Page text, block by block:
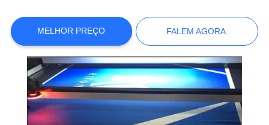
AGORA.
COMPANY
NEWS
SITEMAP
MELHOR PREÇO FALEM AGORA.